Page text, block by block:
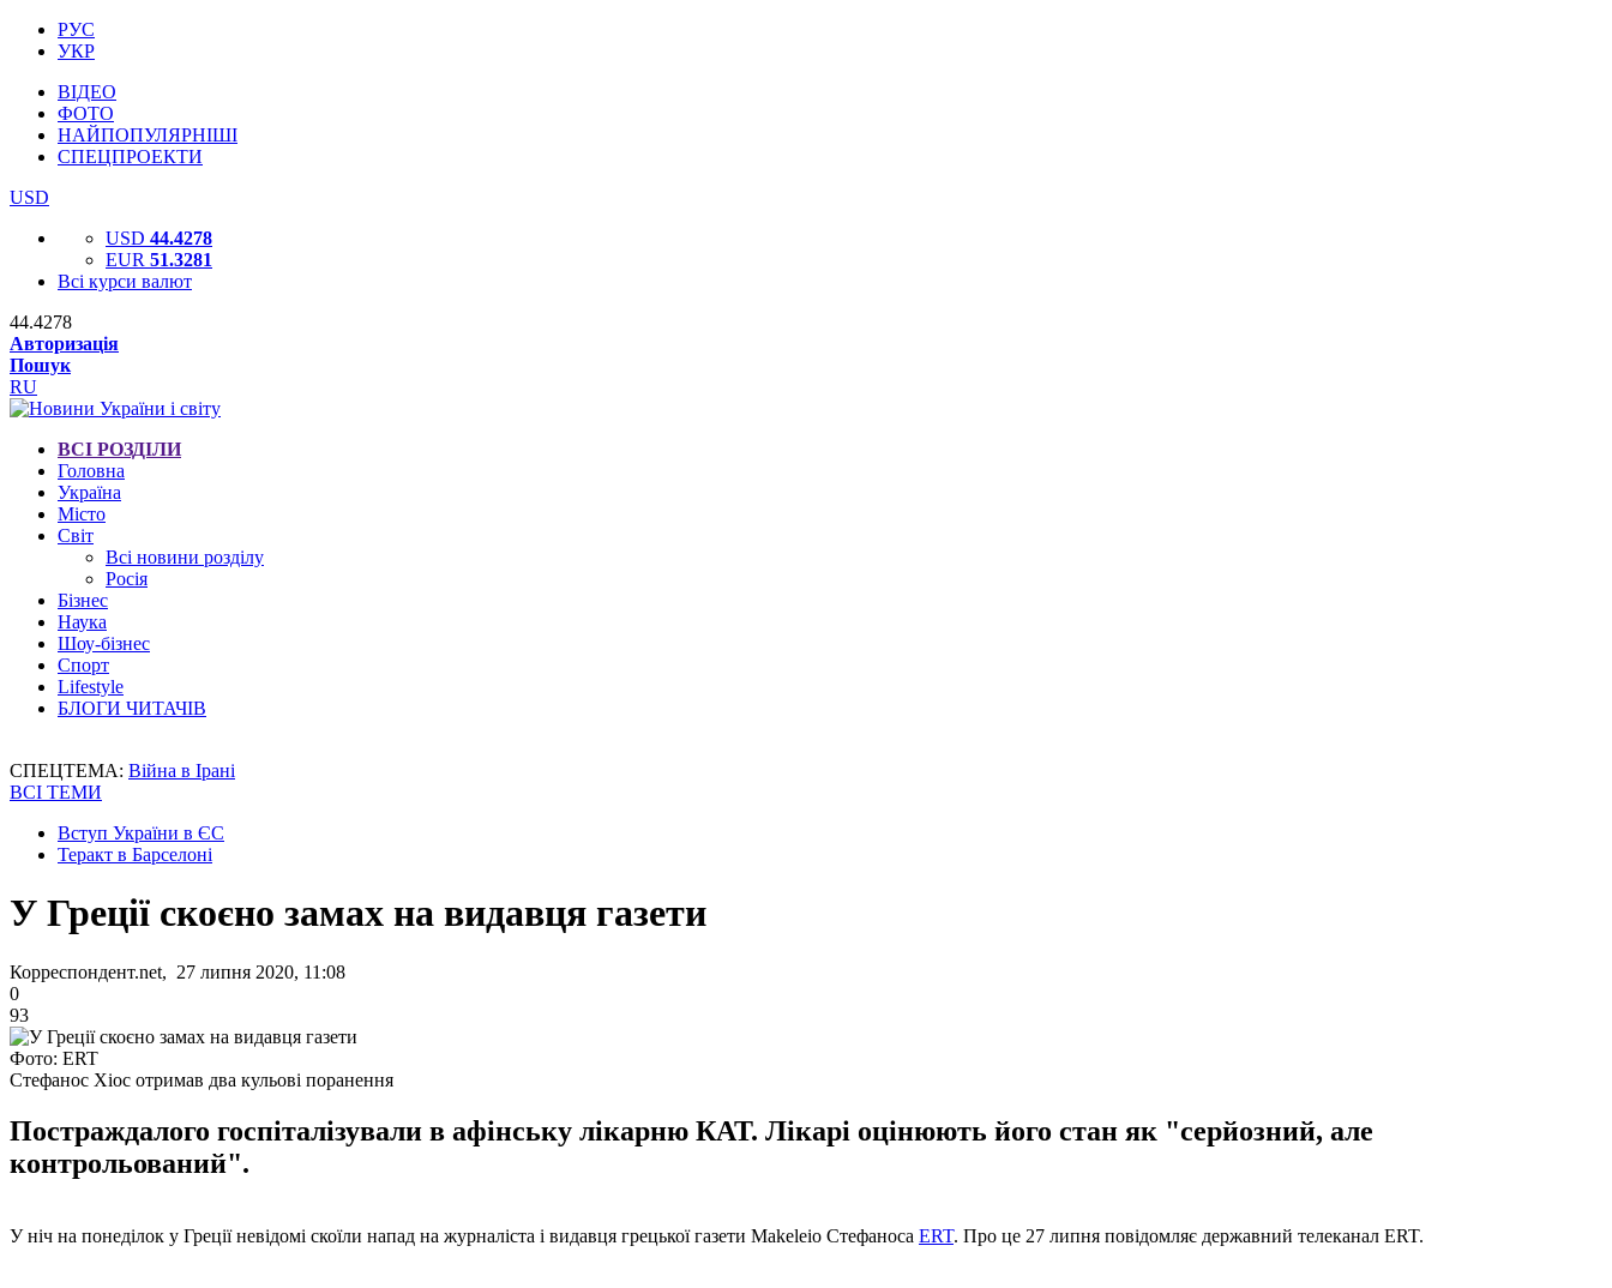
РУС
УКР
ВІДЕО
ФОТО
НАЙПОПУЛЯРНІШІ
СПЕЦПРОЕКТИ
USD
USD 44.4278
EUR 51.3281
Всі курси валют
44.4278
Авторизація
Пошук
RU
ВСІ РОЗДІЛИ
Головна
Україна
Місто
Світ
Всі новини розділу
Росія
Бізнес
Наука
Шоу-бізнес
Спорт
Lifestyle
БЛОГИ ЧИТАЧІВ
СПЕЦТЕМА: Війна в Ірані
ВСІ ТЕМИ
Вступ України в ЄС
Теракт в Барселоні
У Греції скоєно замах на видавця газети
Корреспондент.net, 27 липня 2020, 11:08
0
93
Фото: ERT
Стефанос Хіос отримав два кульові поранення
Постраждалого госпіталізували в афінську лікарню КАТ. Лікарі оцінюють його стан як "серйозний, але
контрольований".
У ніч на понеділок у Греції невідомі скоїли напад на журналіста і видавця грецької газети Makeleio Стефаноса ERT. Про це 27 липня повідомляє державний телеканал ERT.